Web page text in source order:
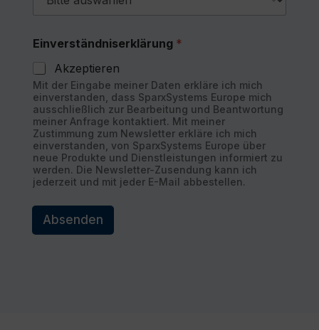
Einverständniserklärung *
Akzeptieren
Mit der Eingabe meiner Daten erkläre ich mich
einverstanden, dass SparxSystems Europe mich
ausschließlich zur Bearbeitung und Beantwortung
meiner Anfrage kontaktiert. Mit meiner
Zustimmung zum Newsletter erkläre ich mich
einverstanden, von SparxSystems Europe über
neue Produkte und Dienstleistungen informiert zu
werden. Die Newsletter-Zusendung kann ich
jederzeit und mit jeder E-Mail abbestellen.
Absenden